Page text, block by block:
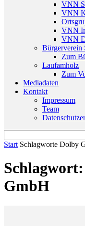
VNN
VNN
VNN
VNN
Bürgerverein
Zum
Laufamholz
Zum
Mediadaten
Kontakt
Impressum
Team
Start Schlagworte Dolby
GmbH